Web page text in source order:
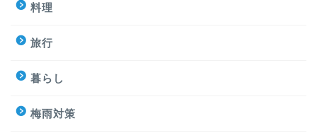
料理
旅行
暮らし
梅雨対策